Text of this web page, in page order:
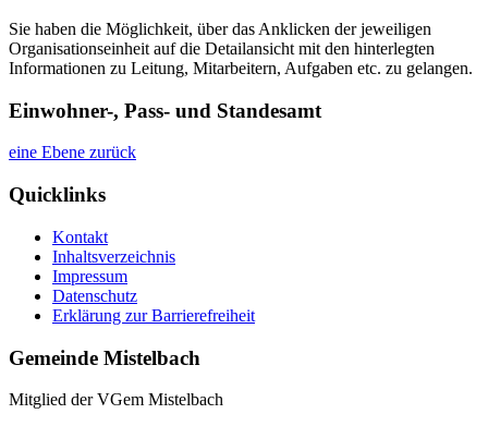
Sie haben die Möglichkeit, über das Anklicken der jeweiligen
Organisationseinheit auf die Detailansicht mit den hinterlegten
Informationen zu Leitung, Mitarbeitern, Aufgaben etc. zu gelangen.
Einwohner-, Pass- und Standesamt
eine Ebene zurück
Quicklinks
Kontakt
Inhaltsverzeichnis
Impressum
Datenschutz
Erklärung zur Barrierefreiheit
Gemeinde Mistelbach
Mitglied der VGem Mistelbach